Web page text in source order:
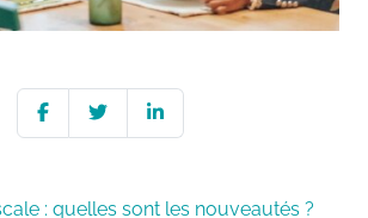
: quelles sont les nouveautés ?